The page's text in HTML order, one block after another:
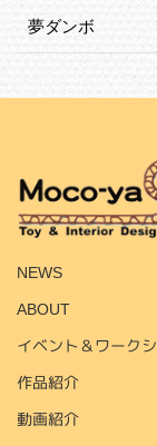
夢ダンボ
NEWS
ABOUT
イベント＆ワーク
作品紹介
動画紹介